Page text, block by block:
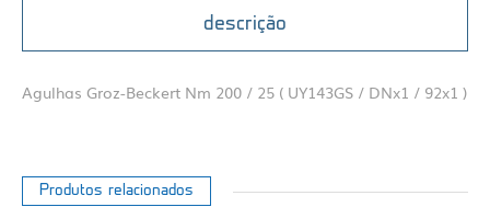
descrição
Agulhas Groz-Beckert Nm 200 / 25 ( UY143GS / DNx1 / 92x1 )
Produtos relacionados